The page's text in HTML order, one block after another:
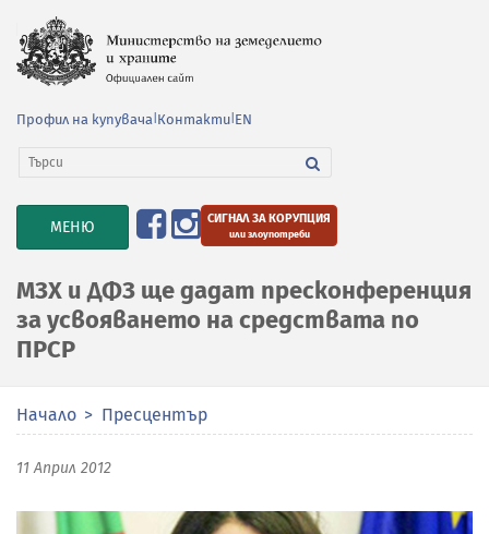
Профил на купувача Контакти EN
TOGGLE
NAVIGATION
МЕНЮ СИГНАЛ ЗА КОРУПЦИЯ
или злоупотреби
МЗХ и ДФЗ ще дадат пресконференция
за усвояването на средствата по
ПРСР
Начало Пресцентър
11 Април 2012